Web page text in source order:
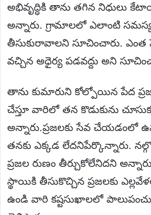
అభివృద్ధికి తాను తగిన నిధులు
అన్నారు. గ్రామాలలో ఎలాంటి సమస్య
తీసుకురావాలని సూచించారు. ఎంత
వచ్చిన అధైర్య పడవద్దు అని
తాను కుమారుని కోల్పోయిన పేద
చేస్తూ వారిలో తన కొడుకును
అన్నారు.ప్రజలకు సేవ చేయడంలో
తనకు ఎక్కడ లేదనిపేర్కొన్నారు.
ప్రజల రుణం తీర్చుకోలేనిదని
స్థాయికి తీసుకొచ్చిన ప్రజలకు
ఉండి వారి కష్టసుఖాలలో